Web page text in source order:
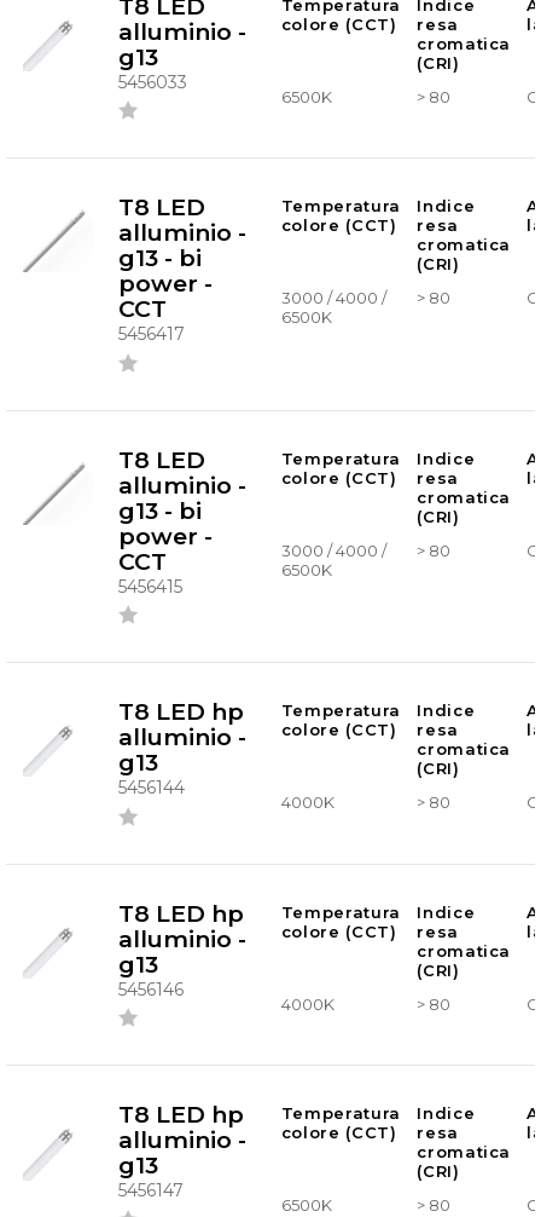
T8 LED
alluminio -
g13
5456033
Temperatura
colore (CCT)
Indice
resa
cromatica
(CRI)
6500K > 80
T8 LED
alluminio -
g13 - bi
power -
CCT
5456417
Temperatura
colore (CCT)
Indice
resa
cromatica
(CRI)
3000 / 4000 /
6500K
> 80
T8 LED
alluminio -
g13 - bi
power -
CCT
5456415
Temperatura
colore (CCT)
Indice
resa
cromatica
(CRI)
3000 / 4000 /
6500K
> 80
T8 LED hp
alluminio -
g13
5456144
Temperatura
colore (CCT)
Indice
resa
cromatica
(CRI)
4000K > 80
T8 LED hp
alluminio -
g13
5456146
Temperatura
colore (CCT)
Indice
resa
cromatica
(CRI)
4000K > 80
T8 LED hp
alluminio -
g13
5456147
Temperatura
colore (CCT)
Indice
resa
cromatica
(CRI)
6500K > 80